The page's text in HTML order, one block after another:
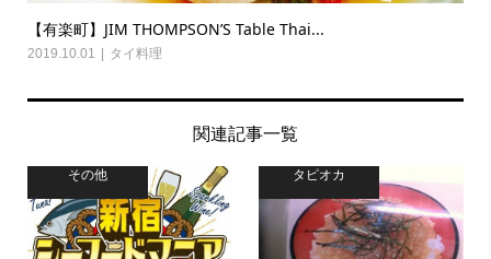
【有楽町】JIM THOMPSON’S Table Thai...
2019.10.01 タイ料理
関連記事一覧
その他 タピオカ